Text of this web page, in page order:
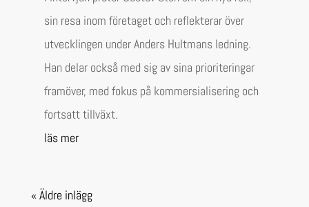
sin resa inom företaget och reflekterar över
utvecklingen under Anders Hultmans ledning.
Han delar också med sig av sina prioriteringar
framöver, med fokus på kommersialisering och
fortsatt tillväxt.
läs mer
« Äldre inlägg